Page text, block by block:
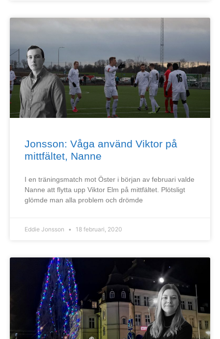
Jonsson: Våga använd Viktor på
mittfältet, Nanne
I en träningsmatch mot Öster i början av februari valde
Nanne att flytta upp Viktor Elm på mittfältet. Plötsligt
glömde man alla problem och drömde
Eddie Jonsson 18 februari, 2020